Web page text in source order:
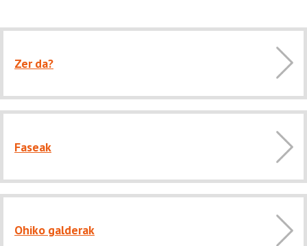
Zer da?
Faseak
Ohiko galderak